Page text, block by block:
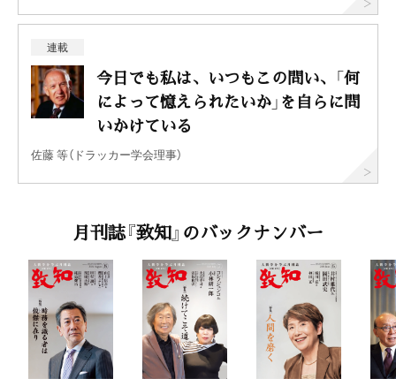
連載
今日でも私は、いつもこの問い、「何
によって憶えられたいか」を自らに問
いかけている
佐藤 等（ドラッカー学会理事）
月刊誌『致知』のバックナンバー